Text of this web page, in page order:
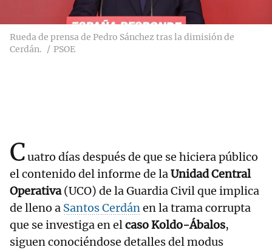
Rueda de prensa de Pedro Sánchez tras la dimisión de
Cerdán.
PSOE
Cuatro días después de que se hiciera público
el contenido del informe de laUnidad Central
Operativa(UCO) de la Guardia Civil que implica
de lleno a Santos Cerdánen la trama corrupta
que se investiga en elcaso Koldo-Ábalos,
siguen conociéndose detalles del modus